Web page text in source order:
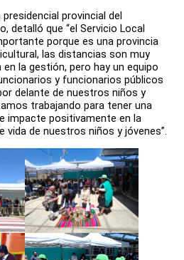
provincial del
detalló que “el Servicio Local
porque es una provincia
las distancias son muy
la gestión, pero hay un equipo
y funcionarios públicos
delante de nuestros niños y
trabajando para tener una
impacte positivamente en la
vida de nuestros niños y jóvenes”.